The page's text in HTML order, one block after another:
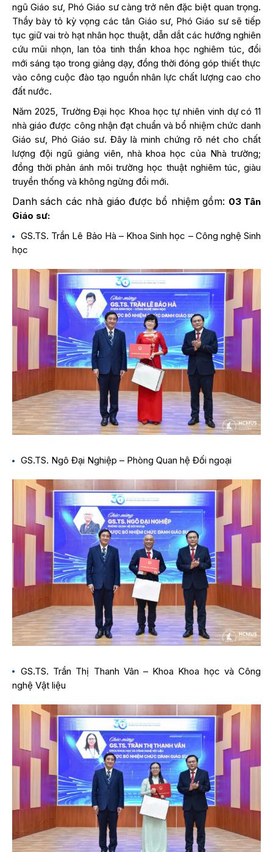
ngũ Giáo sư, Phó Giáo sư càng trở nên đặc biệt quan trọng.
Thầy bày tỏ kỳ vọng các tân Giáo sư, Phó Giáo sư sẽ tiếp
tục giữ vai trò hạt nhân học thuật, dẫn dắt các hướng nghiên
cứu mũi nhọn, lan tỏa tinh thần khoa học nghiêm túc, đổi
mới sáng tạo trong giảng dạy, đồng thời đóng góp thiết thực
vào công cuộc đào tạo nguồn nhân lực chất lượng cao cho
đất nước.
Năm 2025, Trường Đại học Khoa học tự nhiên vinh dự có 11
nhà giáo được công nhận đạt chuẩn và bổ nhiệm chức danh
Giáo sư, Phó Giáo sư. Đây là minh chứng rõ nét cho chất
lượng đội ngũ giảng viên, nhà khoa học của Nhà trường;
đồng thời phản ánh môi trường học thuật nghiêm túc, giàu
truyền thống và không ngừng đổi mới.
Danh sách các nhà giáo được bổ nhiệm gồm: 03 Tân
Giáo sư:
GS.TS. Trần Lê Bảo Hà – Khoa Sinh học – Công nghệ Sinh
học
GS.TS. Ngô Đại Nghiệp – Phòng Quan hệ Đối ngoại
GS.TS. Trần Thị Thanh Vân – Khoa Khoa học và Công
nghệ Vật liệu